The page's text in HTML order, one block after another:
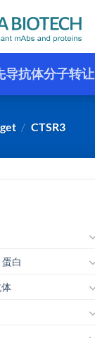
导抗体分子转让
/ CTSR3
白